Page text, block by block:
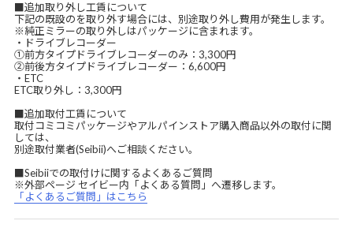
■追加取り外し工賃について
下記の既設のを取り外す場合には、別途取り外し費用が発生します。
※純正ミラーの取り外しはパッケージに含まれます。
・ドライブレコーダー
①前方タイプドライブレコーダーのみ：3,300円
②前後方タイプドライブレコーダー：6,600円
・ETC
ETC取り外し：3,300円
■追加取付工賃について
取付コミコミパッケージやアルパインストア購入商品以外の取付に関
しては、
別途取付業者(Seibii)へご相談ください。
■Seibiiでの取付けに関するよくあるご質問
※外部ページ セイビー内「よくある質問」へ遷移します。
「よくあるご質問」はこちら